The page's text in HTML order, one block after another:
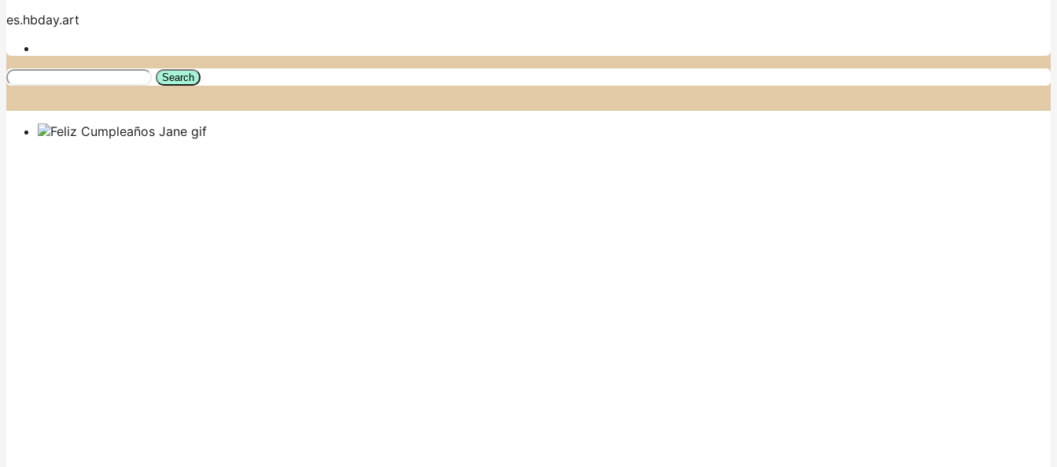
es.hbday.art
Search